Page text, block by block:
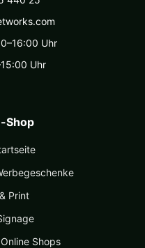
Uhr
Uhr
Shop
Print
Shops